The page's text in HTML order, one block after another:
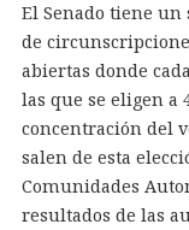
El Senado tiene
de
abiertas donde
las que se eligen a
concentración del
salen de esta
Comunidades
resultados de las